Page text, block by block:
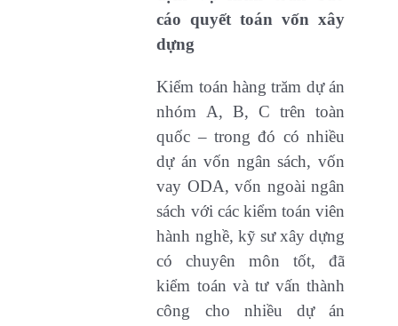
cáo quyết toán vốn xây
dựng
Kiểm toán hàng trăm dự án
nhóm A, B, C trên toàn
quốc – trong đó có nhiều
dự án vốn ngân sách, vốn
vay ODA, vốn ngoài ngân
sách với các kiểm toán viên
hành nghề, kỹ sư xây dựng
có chuyên môn tốt, đã
kiểm toán và tư vấn thành
công cho nhiều dự án